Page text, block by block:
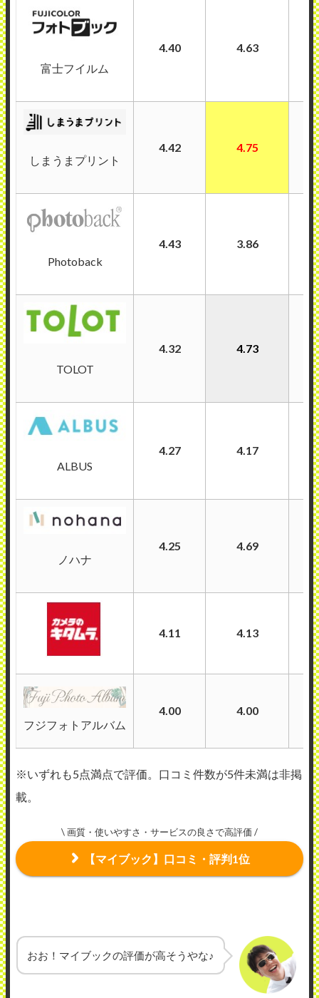
富士フイルム
4.40 4.63
しまうまプリント
4.42 4.75
Photoback
4.43 3.86
TOLOT
4.32 4.73
ALBUS
4.27 4.17
ノハナ
4.25 4.69
4.11 4.13
フジフォトアルバム
4.00 4.00
※いずれも5点満点で評価。口コミ件数が5件未満は非掲
載。
\ 画質・使いやすさ・サービスの良さで高評価 /
【マイブック】口コミ・評判1位
おお！マイブックの評価が高そうやな♪